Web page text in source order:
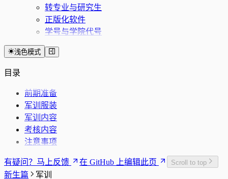
转专业与研究生
正版化软件
学号与学院代号
浅色模式
目录
前期准备
军训服装
军训内容
考核内容
注意事项
有疑问？马上反馈 在 GitHub 上编辑此页 Scroll to top
新生篇 军训